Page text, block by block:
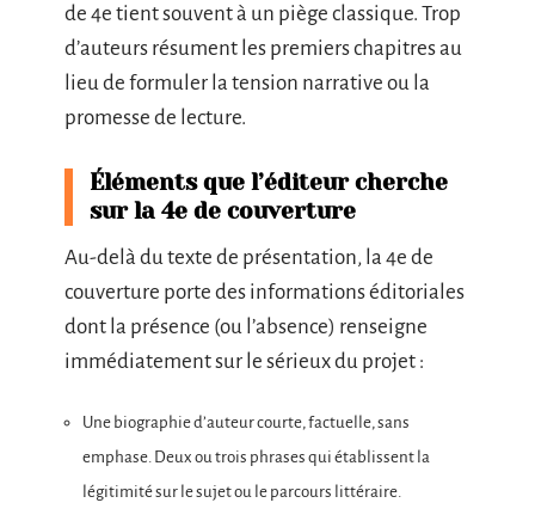
de 4e tient souvent à un piège classique. Trop
d’auteurs résument les premiers chapitres au
lieu de formuler la tension narrative ou la
promesse de lecture.
Éléments que l’éditeur cherche
sur la 4e de couverture
Au-delà du texte de présentation, la 4e de
couverture porte des informations éditoriales
dont la présence (ou l’absence) renseigne
immédiatement sur le sérieux du projet :
Une biographie d’auteur courte, factuelle, sans
emphase. Deux ou trois phrases qui établissent la
légitimité sur le sujet ou le parcours littéraire.